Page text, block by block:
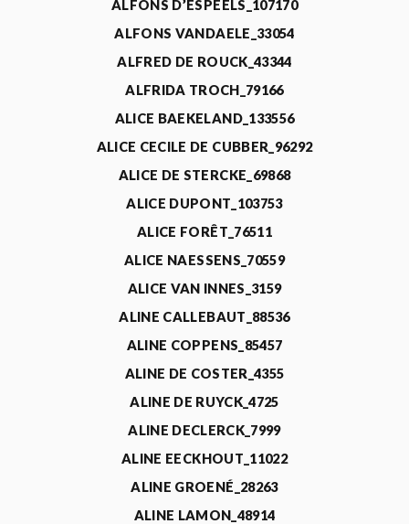
ALFONS D’ESPEELS_107170
ALFONS VANDAELE_33054
ALFRED DE ROUCK_43344
ALFRIDA TROCH_79166
ALICE BAEKELAND_133556
ALICE CECILE DE CUBBER_96292
ALICE DE STERCKE_69868
ALICE DUPONT_103753
ALICE FORÊT_76511
ALICE NAESSENS_70559
ALICE VAN INNES_3159
ALINE CALLEBAUT_88536
ALINE COPPENS_85457
ALINE DE COSTER_4355
ALINE DE RUYCK_4725
ALINE DECLERCK_7999
ALINE EECKHOUT_11022
ALINE GROENÉ_28263
ALINE LAMON_48914